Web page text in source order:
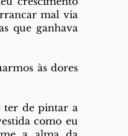
mal via
que ganhava
às dores
ter de pintar a
como eu